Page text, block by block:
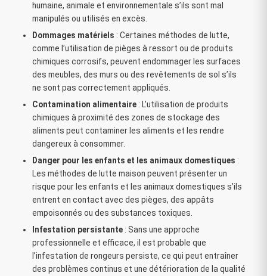
humaine, animale et environnementale s’ils sont mal
manipulés ou utilisés en excès.
Dommages matériels : Certaines méthodes de lutte,
comme l’utilisation de pièges à ressort ou de produits
chimiques corrosifs, peuvent endommager les surfaces
des meubles, des murs ou des revêtements de sol s’ils
ne sont pas correctement appliqués.
Contamination alimentaire : L’utilisation de produits
chimiques à proximité des zones de stockage des
aliments peut contaminer les aliments et les rendre
dangereux à consommer.
Danger pour les enfants et les animaux domestiques :
Les méthodes de lutte maison peuvent présenter un
risque pour les enfants et les animaux domestiques s’ils
entrent en contact avec des pièges, des appâts
empoisonnés ou des substances toxiques.
Infestation persistante : Sans une approche
professionnelle et efficace, il est probable que
l’infestation de rongeurs persiste, ce qui peut entraîner
des problèmes continus et une détérioration de la qualité